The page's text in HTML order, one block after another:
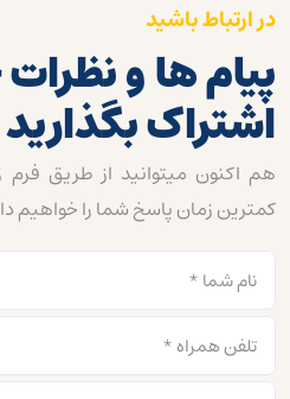
در ارتباط باشید
پیام ها و نظرات
اشتراک بگذارید
هم اکنون میتوانید از طریق فرم
کمترین زمان پاسخ شما را خواهیم